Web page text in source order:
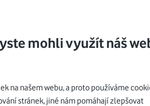
mohli využít náš
na našem webu, a proto používáme
stránek, jiné nám pomáhají zlepšovat